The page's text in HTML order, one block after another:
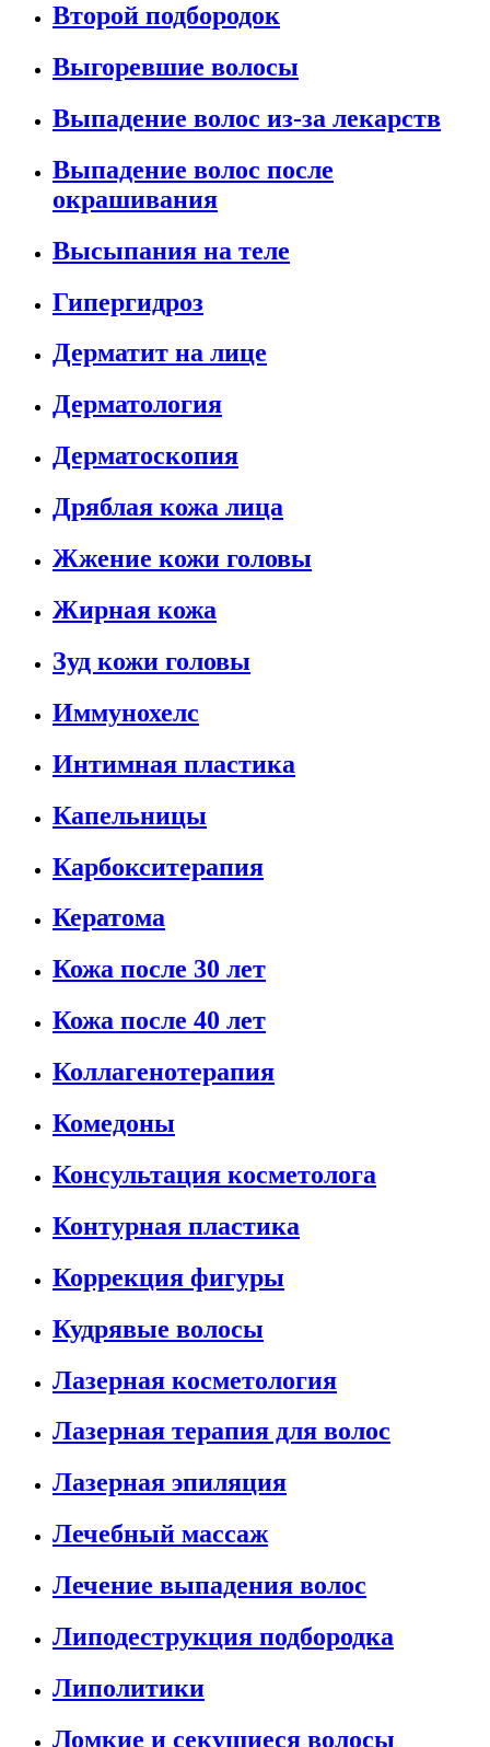
Второй подбородок
Выгоревшие волосы
Выпадение волос из-за лекарств
Выпадение волос после
окрашивания
Высыпания на теле
Гипергидроз
Дерматит на лице
Дерматология
Дерматоскопия
Дряблая кожа лица
Жжение кожи головы
Жирная кожа
Зуд кожи головы
Иммунохелс
Интимная пластика
Капельницы
Карбокситерапия
Кератома
Кожа после 30 лет
Кожа после 40 лет
Коллагенотерапия
Комедоны
Консультация косметолога
Контурная пластика
Коррекция фигуры
Кудрявые волосы
Лазерная косметология
Лазерная терапия для волос
Лазерная эпиляция
Лечебный массаж
Лечение выпадения волос
Липодеструкция подбородка
Липолитики
Ломкие и секущиеся волосы